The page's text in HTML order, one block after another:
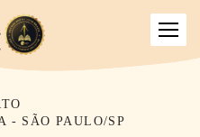
- SÃO PAULO/SP